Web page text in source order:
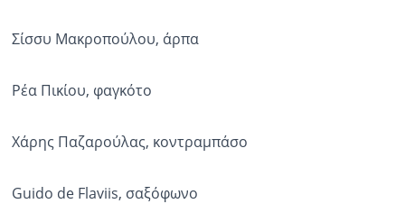
Σίσσυ Μακροπούλου, άρπα
Ρέα Πικίου, φαγκότο
Χάρης Παζαρούλας, κοντραμπάσο
Guido de Flaviis, σαξόφωνο